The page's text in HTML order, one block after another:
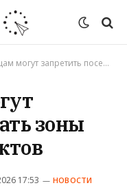
запретить посещать зоны военных конфликтов
зоны
17:53 НОВОСТИ